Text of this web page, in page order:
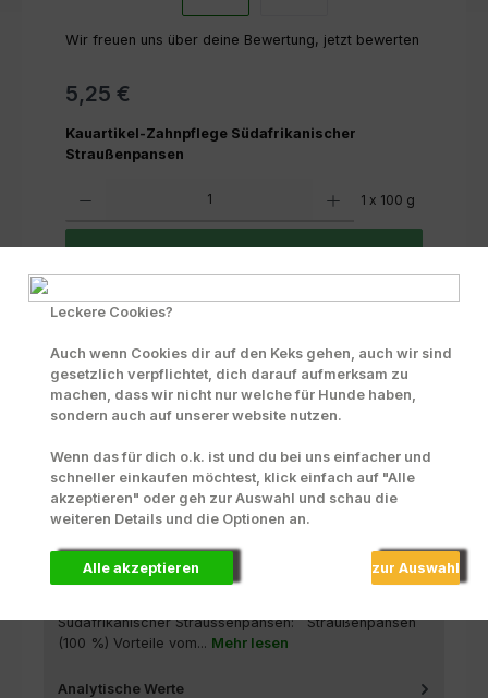
Wir freuen uns über deine Bewertung, jetzt bewerten
5,25 €
Kauartikel-Zahnpflege Südafrikanischer
Straußenpansen
1 x 100 g
In den Warenkorb
Zum Merkzettel hinzufügen
Produktnummer: 71466
Beschreibung
Der ultimative Kauspaß Südafrikanischer
Straußenpansen besonders für ernährungssensible
Hunde. PANYS Naturknabbersnack Gol…
Südafrikanischer Straussenpansen: Straußenpansen
(100 %) Vorteile vom... Mehr lesen
Analytische Werte
Leckere Cookies?
Auch wenn Cookies dir auf den Keks gehen, auch wir sind
gesetzlich verpflichtet, dich darauf aufmerksam zu
machen, dass wir nicht nur welche für Hunde haben,
sondern auch auf unserer website nutzen.
Wenn das für dich o.k. ist und du bei uns einfacher und
schneller einkaufen möchtest, klick einfach auf "Alle
akzeptieren" oder geh zur Auswahl und schau die
weiteren Details und die Optionen an.
Alle akzeptieren zur Auswahl